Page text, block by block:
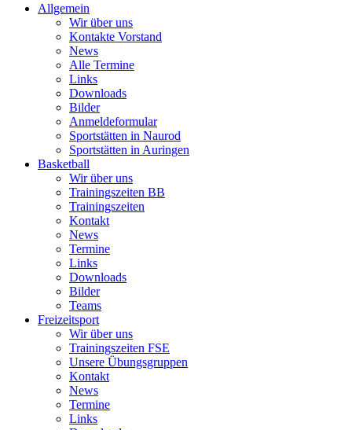
Allgemein
Wir über uns
Kontakte Vorstand
News
Alle Termine
Links
Downloads
Bilder
Anmeldeformular
Sportstätten in Naurod
Sportstätten in Auringen
Basketball
Wir über uns
Trainingszeiten BB
Trainingszeiten
Kontakt
News
Termine
Links
Downloads
Bilder
Teams
Freizeitsport
Wir über uns
Trainingszeiten FSE
Unsere Übungsgruppen
Kontakt
News
Termine
Links